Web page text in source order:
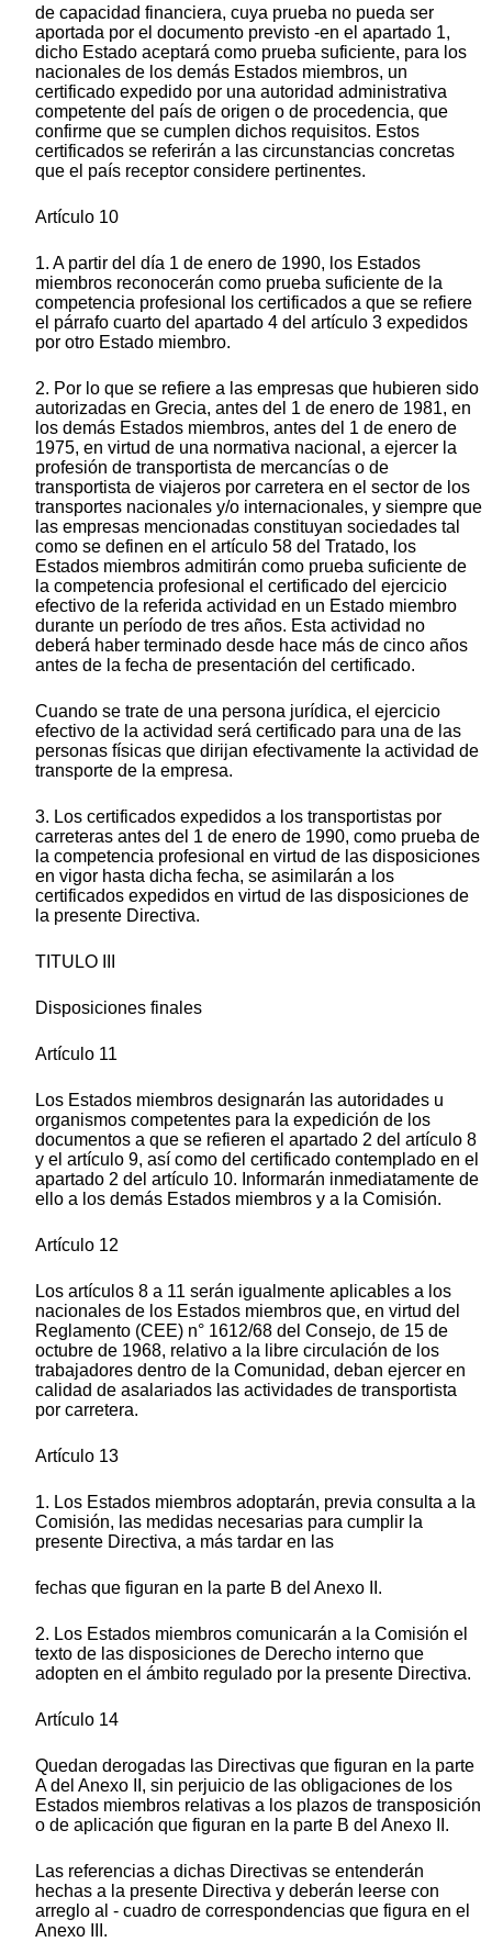
de capacidad financiera, cuya prueba no pueda ser
aportada por el documento previsto -en el apartado 1,
dicho Estado aceptará como prueba suficiente, para los
nacionales de los demás Estados miembros, un
certificado expedido por una autoridad administrativa
competente del país de origen o de procedencia, que
confirme que se cumplen dichos requisitos. Estos
certificados se referirán a las circunstancias concretas
que el país receptor considere pertinentes.
Artículo 10
1. A partir del día 1 de enero de 1990, los Estados
miembros reconocerán como prueba suficiente de la
competencia profesional los certificados a que se refiere
el párrafo cuarto del apartado 4 del artículo 3 expedidos
por otro Estado miembro.
2. Por lo que se refiere a las empresas que hubieren sido
autorizadas en Grecia, antes del 1 de enero de 1981, en
los demás Estados miembros, antes del 1 de enero de
1975, en virtud de una normativa nacional, a ejercer la
profesión de transportista de mercancías o de
transportista de viajeros por carretera en el sector de los
transportes nacionales y/o internacionales, y siempre que
las empresas mencionadas constituyan sociedades tal
como se definen en el artículo 58 del Tratado, los
Estados miembros admitirán como prueba suficiente de
la competencia profesional el certificado del ejercicio
efectivo de la referida actividad en un Estado miembro
durante un período de tres años. Esta actividad no
deberá haber terminado desde hace más de cinco años
antes de la fecha de presentación del certificado.
Cuando se trate de una persona jurídica, el ejercicio
efectivo de la actividad será certificado para una de las
personas físicas que dirijan efectivamente la actividad de
transporte de la empresa.
3. Los certificados expedidos a los transportistas por
carreteras antes del 1 de enero de 1990, como prueba de
la competencia profesional en virtud de las disposiciones
en vigor hasta dicha fecha, se asimilarán a los
certificados expedidos en virtud de las disposiciones de
la presente Directiva.
TITULO III
Disposiciones finales
Artículo 11
Los Estados miembros designarán las autoridades u
organismos competentes para la expedición de los
documentos a que se refieren el apartado 2 del artículo 8
y el artículo 9, así como del certificado contemplado en el
apartado 2 del artículo 10. Informarán inmediatamente de
ello a los demás Estados miembros y a la Comisión.
Artículo 12
Los artículos 8 a 11 serán igualmente aplicables a los
nacionales de los Estados miembros que, en virtud del
Reglamento (CEE) n° 1612/68 del Consejo, de 15 de
octubre de 1968, relativo a la libre circulación de los
trabajadores dentro de la Comunidad, deban ejercer en
calidad de asalariados las actividades de transportista
por carretera.
Artículo 13
1. Los Estados miembros adoptarán, previa consulta a la
Comisión, las medidas necesarias para cumplir la
presente Directiva, a más tardar en las
fechas que figuran en la parte B del Anexo II.
2. Los Estados miembros comunicarán a la Comisión el
texto de las disposiciones de Derecho interno que
adopten en el ámbito regulado por la presente Directiva.
Artículo 14
Quedan derogadas las Directivas que figuran en la parte
A del Anexo II, sin perjuicio de las obligaciones de los
Estados miembros relativas a los plazos de transposición
o de aplicación que figuran en la parte B del Anexo II.
Las referencias a dichas Directivas se entenderán
hechas a la presente Directiva y deberán leerse con
arreglo al - cuadro de correspondencias que figura en el
Anexo III.